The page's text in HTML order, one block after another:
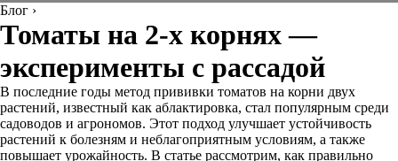
Блог ›
Томаты на 2-х корнях —
эксперименты с рассадой
В последние годы метод прививки томатов на корни двух
растений, известный как аблактировка, стал популярным среди
садоводов и агрономов. Этот подход улучшает устойчивость
растений к болезням и неблагоприятным условиям, а также
повышает урожайность. В статье рассмотрим, как правильно